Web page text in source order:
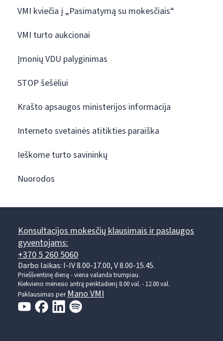
VMI kviečia į „Pasimatymą su mokesčiais“
VMI turto aukcionai
Įmonių VDU palyginimas
STOP šešėliui
Krašto apsaugos ministerijos informacija
Interneto svetainės atitikties paraiška
Ieškome turto savininkų
Nuorodos
Konsultacijos mokesčių klausimais ir paslaugos
gyventojams:
+370 5 260 5060
Darbo laikas: I-IV 8.00-17.00, V 8.00-15.45.
Prieššventinę dieną - viena valanda trumpiau.
Kiekvieno mėnesio antrą penktadienį 8.00 val. - 12.00 val.
Paklausimas perMano VMI